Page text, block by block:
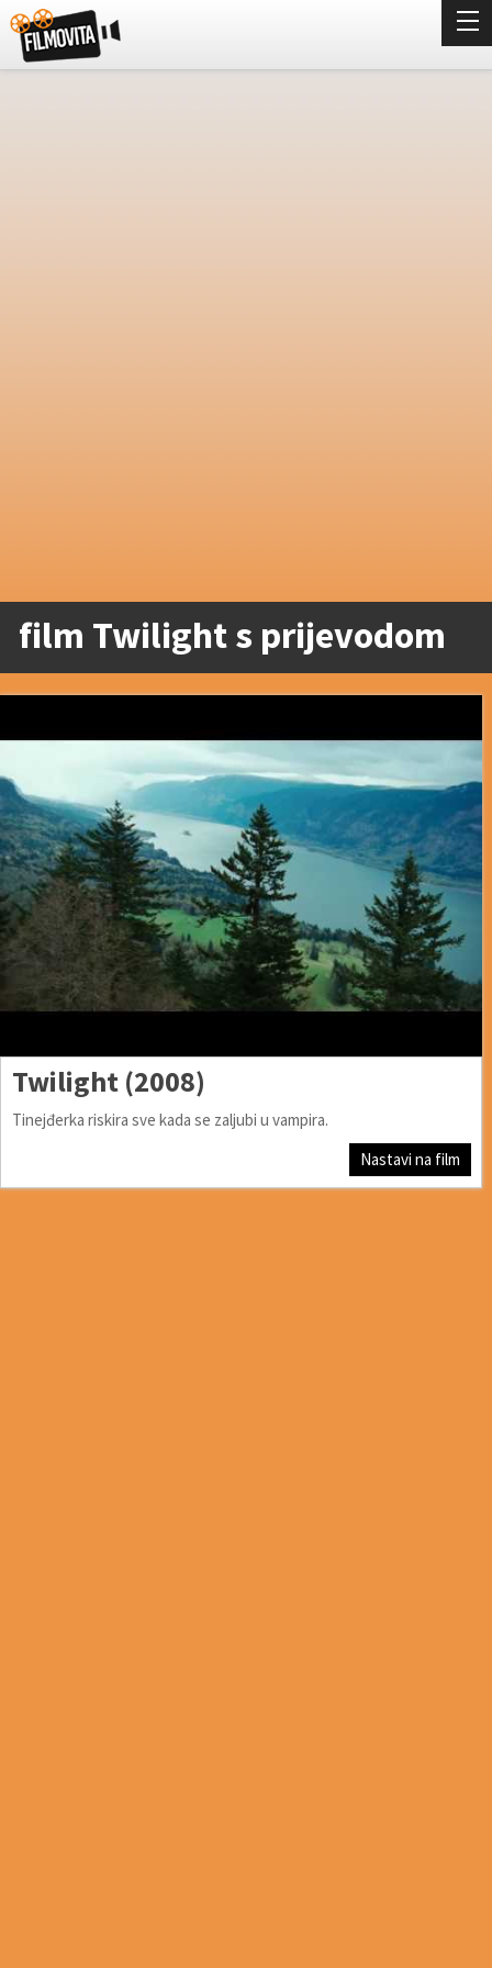
film Twilight s prijevodom
Twilight (2008)
Tinejđerka riskira sve kada se zaljubi u vampira.
Nastavi na film